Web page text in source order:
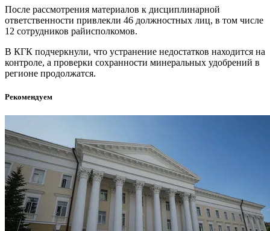
После рассмотрения материалов к дисциплинарной
ответственности привлекли 46 должностных лиц, в том числе
12 сотрудников райисполкомов.
В КГК подчеркнули, что устранение недостатков находится на
контроле, а проверки сохранности минеральных удобрений в
регионе продолжатся.
Рекомендуем